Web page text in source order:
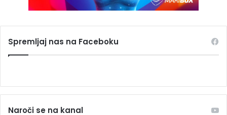
Spremljaj nas na Faceboku
Naroči se na kanal